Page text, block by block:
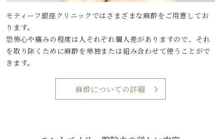
モティーフ銀座クリニックではさまざまな麻酔をご用意してお
ります。
恐怖心や痛みの程度は人それぞれ個人差がありますので、それ
を取り除くために麻酔を単独または組み合わせて使うことがで
きます。
麻酔についての詳細